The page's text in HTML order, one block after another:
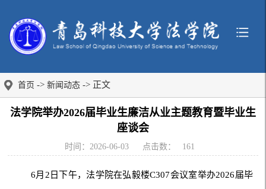
首页 -> 新闻动态 -> 正文
法学院举办2026届毕业生廉洁从业主题教育暨毕业生
座谈会
时间：2026-06-03 点击数： 161
6月2日下午，法学院在弘毅楼C307会议室举办2026届毕